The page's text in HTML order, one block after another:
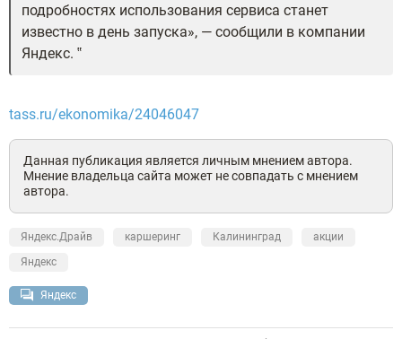
подробностях использования сервиса станет
известно в день запуска», — сообщили в компании
Яндекс.
tass.ru/ekonomika/24046047
Данная публикация является личным мнением автора.
Мнение владельца сайта может не совпадать с мнением
автора.
Яндекс.Драйв каршеринг Калининград
акции
Яндекс
Яндекс